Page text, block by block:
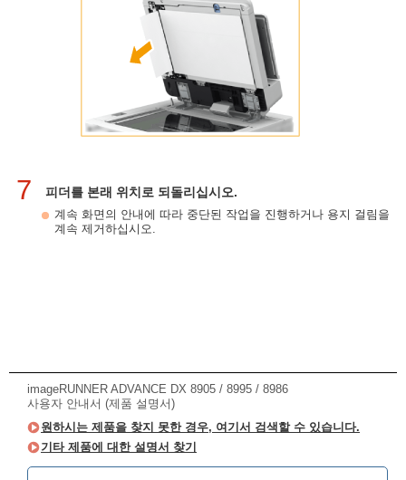
7 피더를 본래 위치로 되돌리십시오.
계속 화면의 안내에 따라 중단된 작업을 진행하거나 용지 걸림을
계속 제거하십시오.
imageRUNNER ADVANCE DX 8905 / 8995 / 8986
사용자 안내서 (제품 설명서)
원하시는 제품을 찾지 못한 경우, 여기서 검색할 수 있습니다.
기타 제품에 대한 설명서 찾기